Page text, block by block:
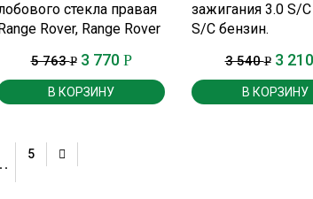
стекла правая
Rover, Range Rover
5 763Р 3 770 Р
В КОРЗИНУ
зажигания 3.0 S/
S/C бензин.
3 540Р 3 210
В КОРЗИНУ
5